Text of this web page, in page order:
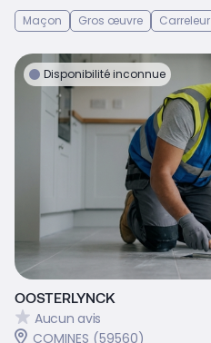
Maçon
Gros œuvre Carreleur
Disponibilité inconnue
OOSTERLYNCK
Aucun avis
COMINES (59560)